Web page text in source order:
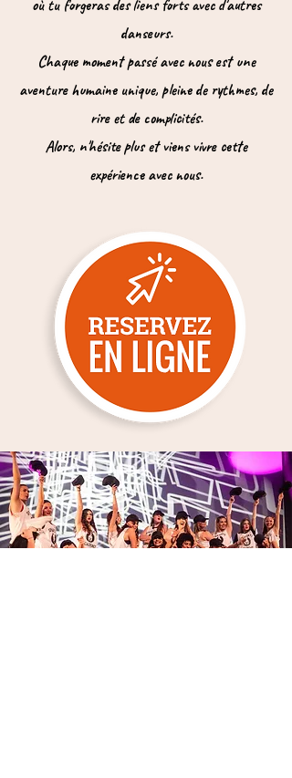
où tu forgeras des liens forts avec d'autres
danseurs.
Chaque moment passé avec nous est une
aventure humaine unique, pleine de rythmes, de
rire et de complicités.
Alors, n'hésite plus et viens vivre cette
expérience avec nous.